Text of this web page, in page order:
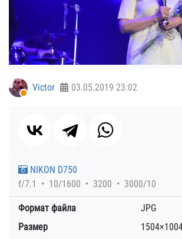
Victor 03.05.2019 23:02
NIKON D750
f/7.1
10/1600 3200 3000/10
Формат файла
JPG
Размер